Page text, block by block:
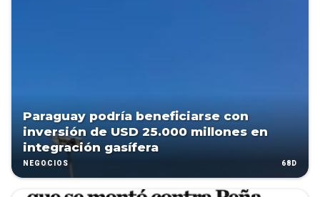
Paraguay podría beneficiarse con
inversión de USD 25.000 millones en
integración gasífera
NEGOCIOS 68D